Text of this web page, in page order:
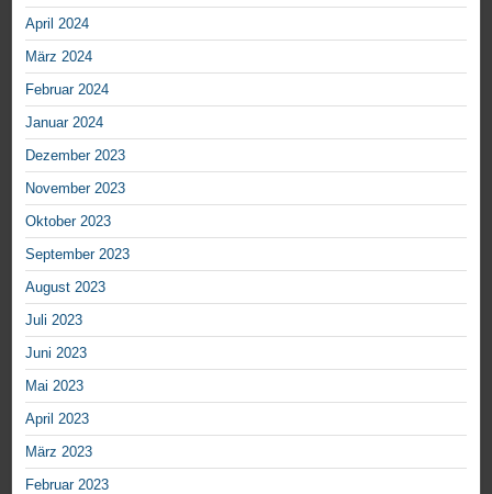
April 2024
März 2024
Februar 2024
Januar 2024
Dezember 2023
November 2023
Oktober 2023
September 2023
August 2023
Juli 2023
Juni 2023
Mai 2023
April 2023
März 2023
Februar 2023